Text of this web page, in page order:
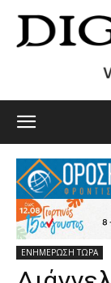
ΕΝΗΜΕΡΩΣΗ ΤΩΡΑ